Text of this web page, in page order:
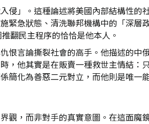
侵」。這種論述將美國內部結構性的
緊急狀態、清洗聯邦機構中的「深層
翻民主程序的恰恰是他本人。
恨言論撕裂社會的高手。他描述的中
，他其實是在販賣一種救世主情結：
化為善惡二元對立，而他則是唯一
觀，而非對手的真實意圖。在這面魔